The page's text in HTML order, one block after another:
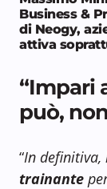
Business &
di Neogy,
attiva
“Impari
può,
“In
trainante